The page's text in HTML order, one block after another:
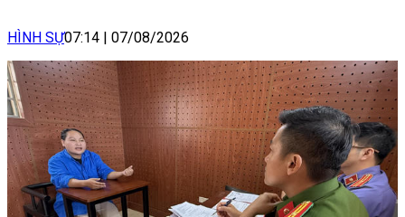
HÌNH SỰ07:14 | 07/08/2026